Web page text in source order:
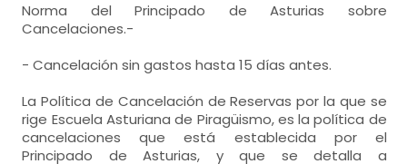
Norma del Principado de Asturias sobre
Cancelaciones.-
- Cancelación sin gastos hasta 15 días antes.
La Política de Cancelación de Reservas por la que se
rige Escuela Asturiana de Piragüismo, es la política de
cancelaciones que está establecida por el
Principado de Asturias, y que se detalla a